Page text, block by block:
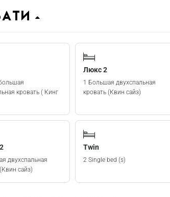
кровать ( Кинг
Люкс 2
1 Большая двухспальная
кровать (Квин сайз)
двухспальная
сайз)
Twin
2 Single bed (s)